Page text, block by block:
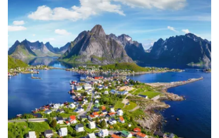
Continuar con Email